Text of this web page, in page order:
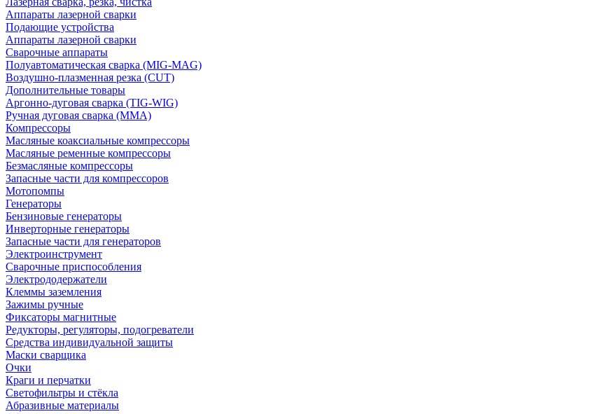
Аппараты лазерной сварки
Подающие устройства
Аппараты лазерной сварки
Сварочные аппараты
Полуавтоматическая сварка (MIG-MAG)
Воздушно-плазменная резка (CUT)
Дополнительные товары
Аргонно-дуговая сварка (TIG-WIG)
Ручная дуговая сварка (MMA)
Компрессоры
Масляные коаксиальные компрессоры
Масляные ременные компрессоры
Безмасляные компрессоры
Запасные части для компрессоров
Мотопомпы
Генераторы
Бензиновые генераторы
Инверторные генераторы
Запасные части для генераторов
Электроинструмент
Сварочные приспособления
Электрододержатели
Клеммы заземления
Зажимы ручные
Фиксаторы магнитные
Редукторы, регуляторы, подогреватели
Средства индивидуальной защиты
Маски сварщика
Очки
Краги и перчатки
Светофильтры и стёкла
Абразивные материалы